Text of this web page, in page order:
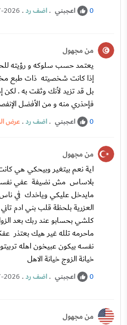
0 اعجبني .اضف رد.
2026
من مجهول
يعتمد حسب سلوكه و رؤيته
إذا كانت شخصيته ذات طبع
بل قد تزيد لأنك وثقت به . لكن
فإحذري منه و من الأفضل
0 اعجبني .اضف رد.عرض
من مجهول
اية نعم بيتغير وبيحكي هي
بلاساس مش نضيفة عفي نفسك
مايدخل عليكي وياخدك في
العزرية بلحظة قلب بني ادم
كلشي بحسابو عند ربك بعد
ماحرمه تلله غير هيك بعتذر
نفسه بيكون عبيخون اهله
خيانة الزوج خيانة الاهل
0 اعجبني .اضف رد.
2026
من مجهول